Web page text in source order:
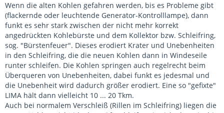
Wenn die alten Kohlen gefahren werden, bis es Probleme gibt
(flackernde oder leuchtende Generator-Kontrolllampe), dann
funkt es sehr stark zwischen der nicht mehr korrekt
angedrückten Kohlebürste und dem Kollektor bzw. Schleifring,
sog. "Bürstenfeuer". Dieses erodiert Krater und Unebenheiten
in den Schleifring, die die neuen Kohlen dann in Windeseile
runter schleifen. Die Kohlen springen auch regelrecht beim
Überqueren von Unebenheiten, dabei funkt es jedesmal und
die Unebenheit wird dadurch größer erodiert. Eine so "gefixte"
LIMA hält dann vielleicht 10 ... 20 Tkm.
Auch bei normalem Verschleiß (Rillen im Schleifring) liegen die